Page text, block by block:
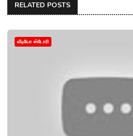
RELATED POSTS
வீடியோ ஸ்டோரி